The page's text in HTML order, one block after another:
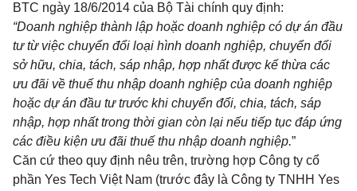
BTC ngày 18/6/2014 của Bộ Tài chính quy định:
“Doanh nghiệp thành lập hoặc doanh nghiệp có dự án đầu
tư từ việc chuyển đổi loại hình doanh nghiệp, chuyển đổi
sở hữu, chia, tách, sáp nhập, hợp nhất được kế thừa các
ưu đãi về thuế thu nhập doanh nghiệp của doanh nghiệp
hoặc dự án đầu tư trước khi chuyển đổi, chia, tách, sáp
nhập, hợp nhất trong thời gian còn lại nếu tiếp tục đáp ứng
các điều kiện ưu đãi thuế thu nhập doanh nghiệp.”
Căn cứ theo quy định nêu trên, trường hợp Công ty cổ
phần Yes Tech Việt Nam (trước đây là Công ty TNHH Yes